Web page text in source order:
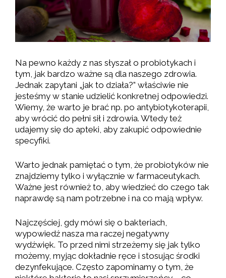
Na pewno każdy z nas słyszał o probiotykach i
tym, jak bardzo ważne są dla naszego zdrowia.
Jednak zapytani „jak to działa?” właściwie nie
jesteśmy w stanie udzielić konkretnej odpowiedzi.
Wiemy, że warto je brać np. po antybiotykoterapii,
aby wrócić do pełni sił i zdrowia. Wtedy też
udajemy się do apteki, aby zakupić odpowiednie
specyfiki.
Warto jednak pamiętać o tym, że probiotyków nie
znajdziemy tylko i wyłącznie w farmaceutykach.
Ważne jest również to, aby wiedzieć do czego tak
naprawdę są nam potrzebne i na co mają wpływ.
Najczęściej, gdy mówi się o bakteriach,
wypowiedź nasza ma raczej negatywny
wydźwięk. To przed nimi strzeżemy się jak tylko
możemy, myjąc dokładnie ręce i stosując środki
dezynfekujące. Często zapominamy o tym, że